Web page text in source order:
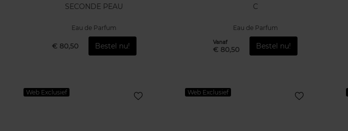
SECONDE PEAU
Eau de Parfum
€ 80,50 Bestel nu!
C
Eau de Parfum
Vanaf
€ 80,50 Bestel nu!
Web Exclusief Web Exclusief